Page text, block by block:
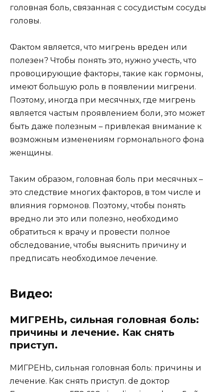
головная боль, связанная с сосудистым сосуды
головы.
Фактом является, что мигрень вреден или
полезен? Чтобы понять это, нужно учесть, что
провоцирующие факторы, такие как гормоны,
имеют большую роль в появлении мигрени.
Поэтому, иногда при месячных, где мигрень
является частым проявлением боли, это может
быть даже полезным – привлекая внимание к
возможным изменениям гормонального фона
женщины.
Таким образом, головная боль при месячных –
это следствие многих факторов, в том числе и
влияния гормонов. Поэтому, чтобы понять
вредно ли это или полезно, необходимо
обратиться к врачу и провести полное
обследование, чтобы выяснить причину и
предписать необходимое лечение.
Видео:
МИГРЕНЬ, сильная головная боль:
причины и лечение. Как снять
приступ.
МИГРЕНЬ, сильная головная боль: причины и
лечение. Как снять приступ. de доктор